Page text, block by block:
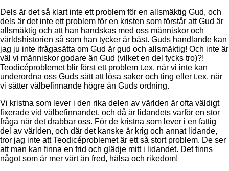
Dels är det så klart inte ett problem för en allsmäktig Gud, och
dels är det inte ett problem för en kristen som förstår att Gud är
allsmäktig och att han handskas med oss människor och
världshistorien så som han tycker är bäst. Guds handlande kan
jag ju inte ifrågasätta om Gud är gud och allsmäktig! Och inte är
väl vi människor godare än Gud (vilket en del tycks tro)?!
Teodicéproblemet blir först ett problem t.ex. när vi inte kan
underordna oss Guds sätt att lösa saker och ting eller t.ex. när
vi sätter välbefinnande högre än Guds ordning.
Vi kristna som lever i den rika delen av världen är ofta väldigt
fixerade vid välbefinnandet, och då är lidandets varför en stor
fråga när det drabbar oss. För de kristna som lever i en fattig
del av världen, och där det kanske är krig och annat lidande,
tror jag inte att Teodicéproblemet är ett så stort problem. De ser
att man kan finna en frid och glädje mitt i lidandet. Det finns
något som är mer värt än fred, hälsa och rikedom!